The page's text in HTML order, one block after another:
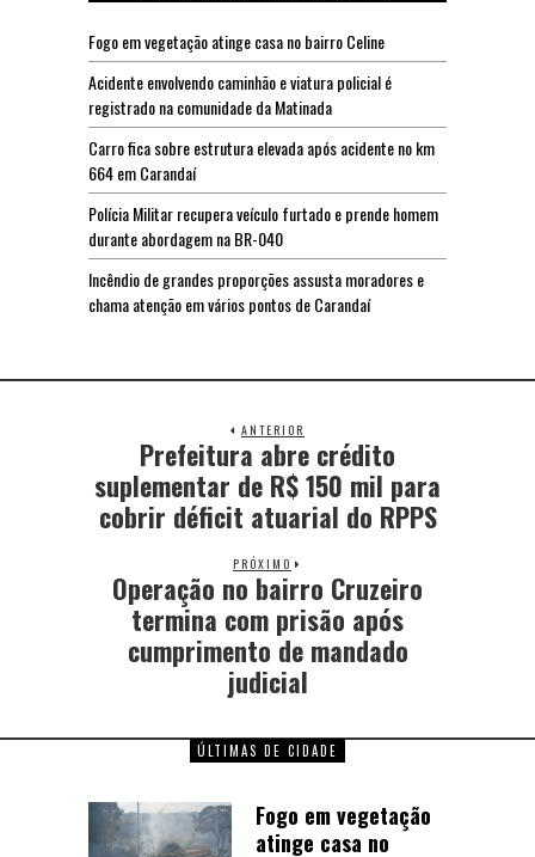
Fogo em vegetação atinge casa no bairro Celine
Acidente envolvendo caminhão e viatura policial é
registrado na comunidade da Matinada
Carro fica sobre estrutura elevada após acidente no km
664 em Carandaí
Polícia Militar recupera veículo furtado e prende homem
durante abordagem na BR-040
Incêndio de grandes proporções assusta moradores e
chama atenção em vários pontos de Carandaí
ANTERIOR
Prefeitura abre crédito
suplementar de R$ 150 mil para
cobrir déficit atuarial do RPPS
PRÓXIMO
Operação no bairro Cruzeiro
termina com prisão após
cumprimento de mandado
judicial
ÚLTIMAS DE CIDADE
Fogo em vegetação
atinge casa no